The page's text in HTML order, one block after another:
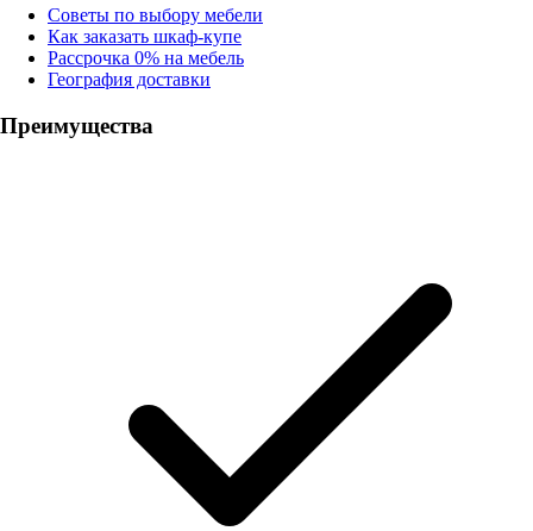
Советы по выбору мебели
Как заказать шкаф-купе
Рассрочка 0% на мебель
География доставки
Преимущества